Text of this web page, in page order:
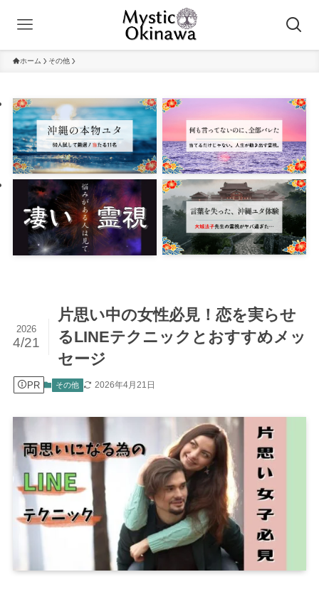
ホーム その他
片思い中の女性必見！恋を実らせ
るLINEテクニックとおすすめメッ
セージ
2026
4/21
PR その他 2026年4月21日